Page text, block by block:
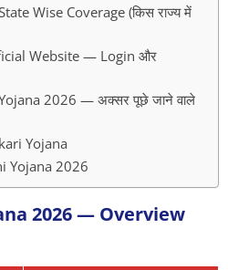
Wise Coverage (किस राज्य में
Website — Login और
2026 — अक्सर पूछे जाने वाले
Yojana
Yojana 2026
2026 — Overview